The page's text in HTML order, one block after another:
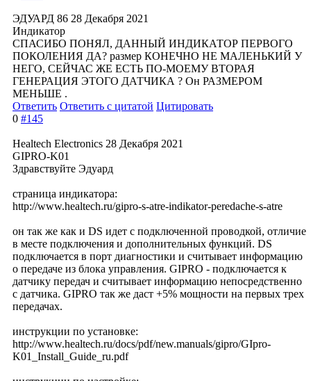
ЭДУАРД 86 28 Декабря 2021
Индикатор
СПАСИБО ПОНЯЛ, ДАННЫЙ ИНДИКАТОР ПЕРВОГО
ПОКОЛЕНИЯ ДА? размер КОНЕЧНО НЕ МАЛЕНЬКИЙ У
НЕГО, СЕЙЧАС ЖЕ ЕСТЬ ПО-МОЕМУ ВТОРАЯ
ГЕНЕРАЦИЯ ЭТОГО ДАТЧИКА ? Он РАЗМЕРОМ
МЕНЬШЕ .
Ответить Ответить с цитатой Цитировать
0 #145
Healtech Electronics 28 Декабря 2021
GIPRO-K01
Здравствуйте Эдуард
страница индикатора:
http://www.healtech.ru/gipro-s-atre-indikator-peredache-s-atre
он так же как и DS идет с подключенной проводкой, отличие
в месте подключения и дополнительных функций. DS
подключается в порт диагностики и считывает информацию
о передаче из блока управления. GIPRO - подключается к
датчику передач и считывает информацию непосредственно
с датчика. GIPRO так же даст +5% мощности на первых трех
передачах.
инструкции по установке:
http://www.healtech.ru/docs/pdf/new.manuals/gipro/GIpro-
K01_Install_Guide_ru.pdf